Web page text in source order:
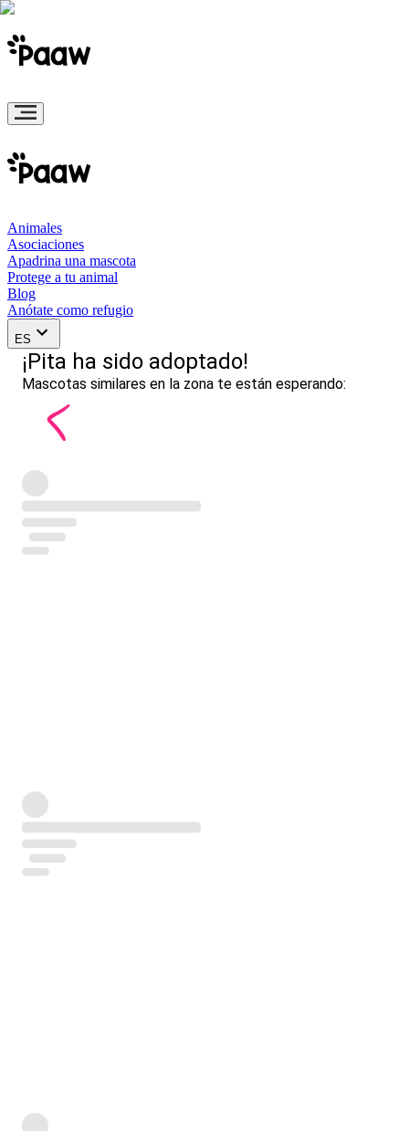
Animales
Asociaciones
Apadrina una mascota
Protege a tu animal
Blog
Anótate como refugio
ES
¡Pita ha sido adoptado!
Mascotas similares en la zona te están esperando: